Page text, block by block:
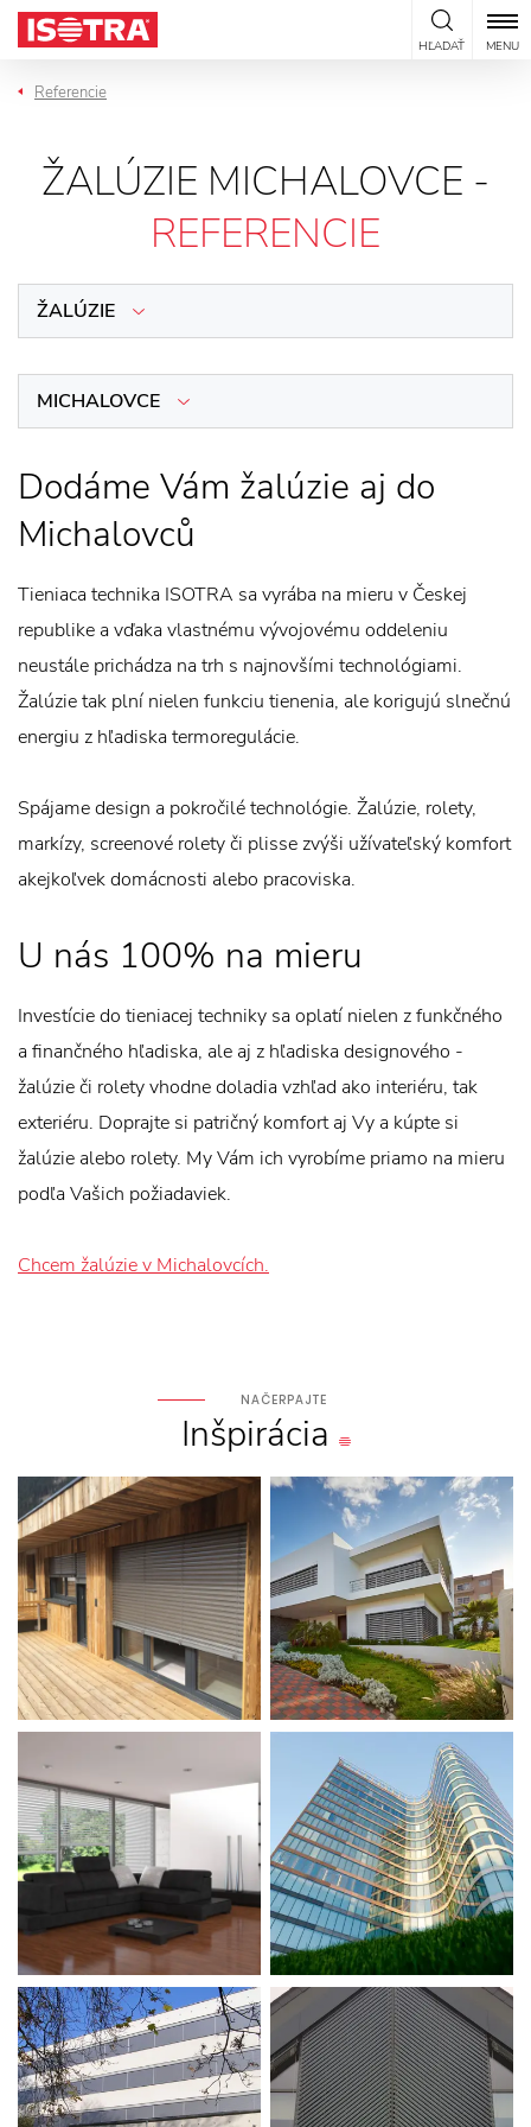
Preskočiť na obsah
HĽADAŤ MENU
Referencie
ŽALÚZIE MICHALOVCE -
REFERENCIE
ŽALÚZIE
MICHALOVCE
Dodáme Vám žalúzie aj do
Michalovců
Tieniaca technika ISOTRA sa vyrába na mieru v Českej
republike a vďaka vlastnému vývojovému oddeleniu
neustále prichádza na trh s najnovšími technológiami.
Žalúzie tak plní nielen funkciu tienenia, ale korigujú slnečnú
energiu z hľadiska termoregulácie.
Spájame design a pokročilé technológie. Žalúzie, rolety,
markízy, screenové rolety či plisse zvýši užívateľský komfort
akejkoľvek domácnosti alebo pracoviska.
U nás 100% na mieru
Investície do tieniacej techniky sa oplatí nielen z funkčného
a finančného hľadiska, ale aj z hľadiska designového -
žalúzie či rolety vhodne doladia vzhľad ako interiéru, tak
exteriéru. Doprajte si patričný komfort aj Vy a kúpte si
žalúzie alebo rolety. My Vám ich vyrobíme priamo na mieru
podľa Vašich požiadaviek.
Chcem žalúzie v Michalovcích.
NAČERPAJTE
Inšpirácia